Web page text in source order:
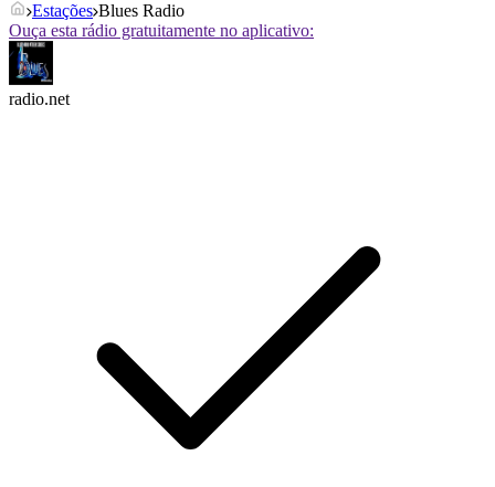
Estações Blues Radio
Ouça esta rádio gratuitamente no aplicativo:
radio.net